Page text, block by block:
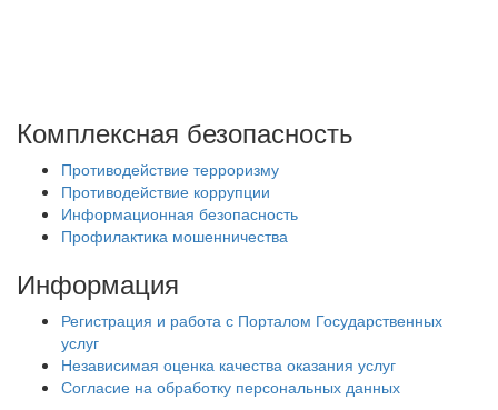
Комплексная безопасность
Противодействие терроризму
Противодействие коррупции
Информационная безопасность
Профилактика мошенничества
Информация
Регистрация и работа с Порталом Государственных
услуг
Независимая оценка качества оказания услуг
Согласие на обработку персональных данных